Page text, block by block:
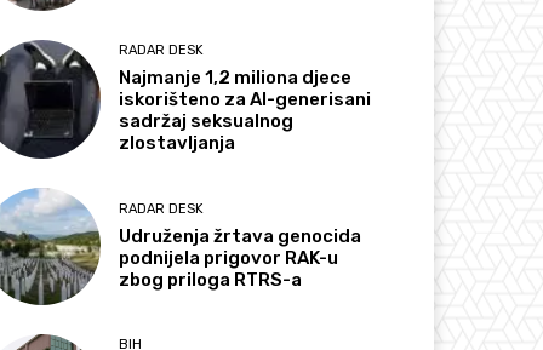
RADAR DESK
Najmanje 1,2 miliona djece
iskorišteno za AI-generisani
sadržaj seksualnog
zlostavljanja
RADAR DESK
Udruženja žrtava genocida
podnijela prigovor RAK-u
zbog priloga RTRS-a
BIH